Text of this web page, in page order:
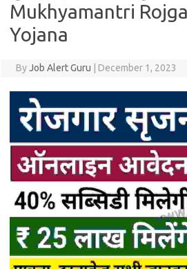
Mukhyamantri
Yojana
ByJob Alert Guru December 1, 2023